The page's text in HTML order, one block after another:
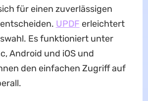
für einen zuverlässigen
UPDF erleichtert
Es funktioniert unter
Android und iOS und
den einfachen Zugriff auf